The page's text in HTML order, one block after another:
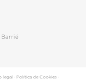
legal · Política de Cookies ·